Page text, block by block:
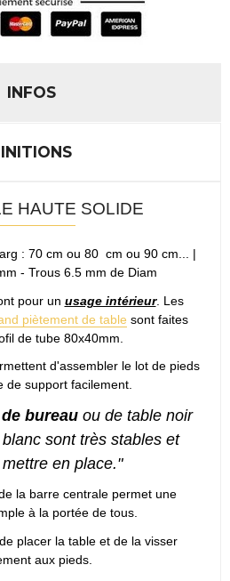
INFOS
HAUTE SOLIDE
: 70 cm ou 80 cm ou 90 cm... |
- Trous 6.5 mm de Diam
pour un usage intérieur. Les
piètement de table sont faites
de tube 80x40mm.
d'assembler le lot de pieds
de support facilement.
bureau ou de table noir
sont très stables et
en place."
la barre centrale permet une
à la portée de tous.
placer la table et de la visser
aux pieds.